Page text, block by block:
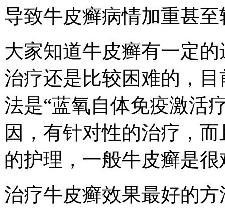
导致牛皮癣病情加重甚至
大家知道牛皮癣有一定
治疗还是比较困难的，
法是“蓝氧自体免疫激活
因，有针对性的治疗，
的护理，一般牛皮癣是
治疗牛皮癣效果最好的